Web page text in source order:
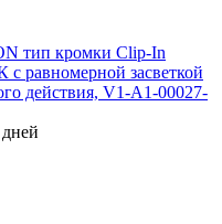
тип кромки Clip-In
равномерной засветкой
действия, V1-A1-00027-